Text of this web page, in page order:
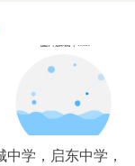
学，启东中学，